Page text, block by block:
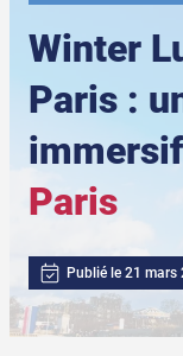
Winter
Paris :
Paris
Publié le 21 mars